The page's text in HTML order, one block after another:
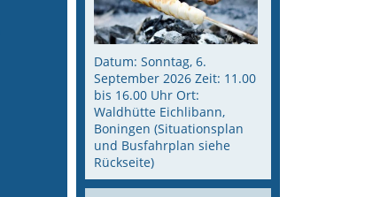
Datum: Sonntag, 6.
September 2026 Zeit: 11.00
bis 16.00 Uhr Ort:
Waldhütte Eichlibann,
Boningen (Situationsplan
und Busfahrplan siehe
Rückseite)